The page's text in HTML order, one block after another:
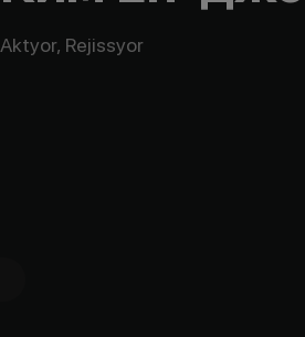
Aktyor, Rejissyor